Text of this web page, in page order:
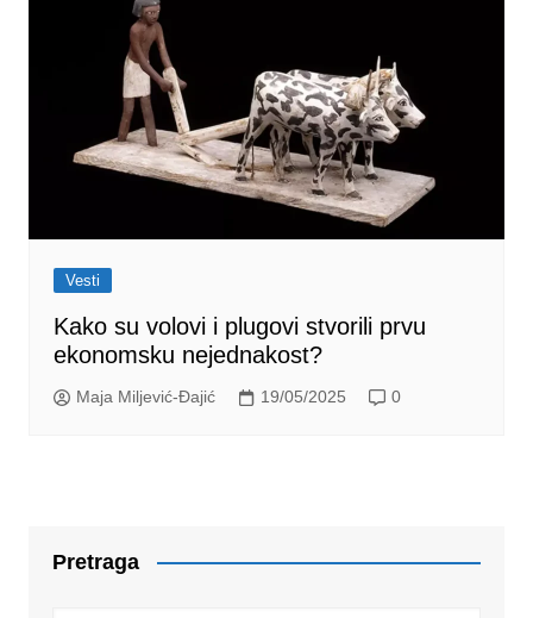
Vesti
Kako su volovi i plugovi stvorili prvu
ekonomsku nejednakost?
Maja Miljević-Đajić 19/05/2025 0
Pretraga